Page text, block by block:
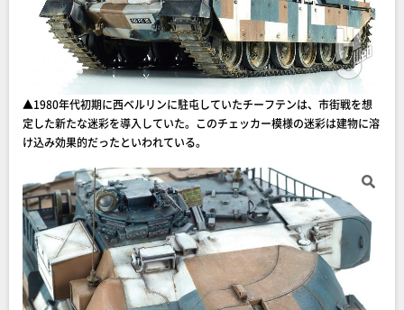
▲1980年代初期に西ベルリンに駐屯していたチーフテンは、市街戦を想
定した新たな迷彩を導入していた。このチェッカー模様の迷彩は建物に溶
け込み効果的だったといわれている。